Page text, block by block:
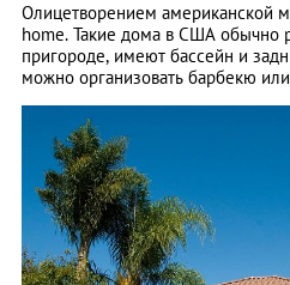
Олицетворением американской
home. Такие дома в США обычно
пригороде, имеют бассейн и
можно организовать барбекю